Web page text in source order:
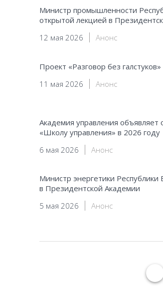
Министр промышленности
открытой лекцией в
12 мая 2026
Анонс
Проект «Разговор без
11 мая 2026
Анонс
Академия управления объявляет
«Школу управления» в 2026 году
6 мая 2026
Анонс
Министр энергетики
в Президентской Академии
5 мая 2026
Анонс